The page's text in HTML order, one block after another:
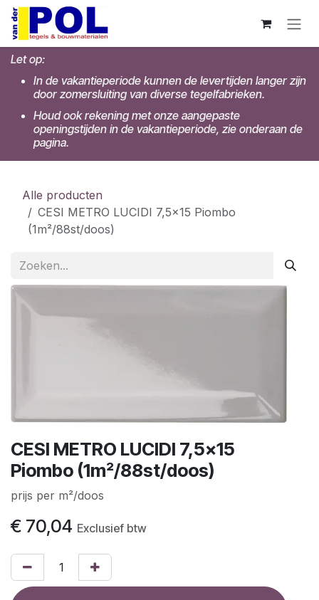
Overslaan naar inhoud
Let op:
In de vakantieperiode kunnen de levertijden langer zijn
door zomersluiting van diverse tegelfabrieken.
Houd ook rekening met onze aangepaste
openingstijden in de vakantieperiode, zie onderaan de
pagina.
Alle producten
CESI METRO LUCIDI 7,5x15 Piombo
(1m²/88st/doos)
CESI METRO LUCIDI 7,5x15
Piombo (1m²/88st/doos)
prijs per m²/doos
€ 70,04 Exclusief btw